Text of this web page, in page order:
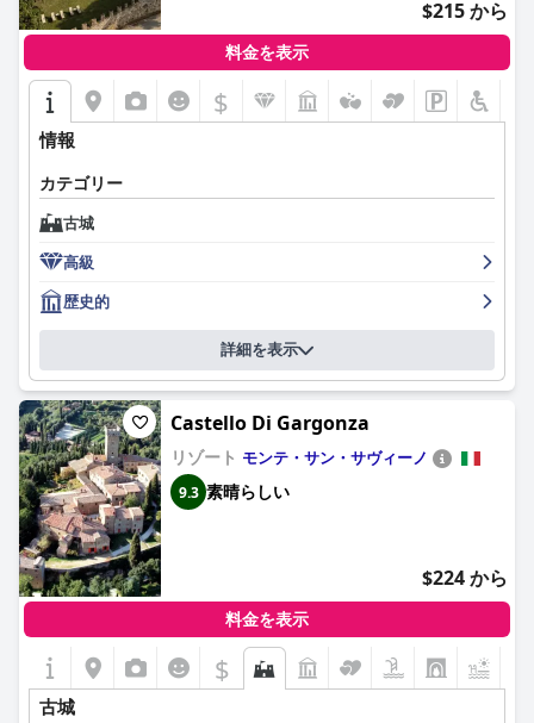
$215 から
料金を表示
$
情報
カテゴリー
古城
高級
歴史的
詳細を表示
Castello Di Gargonza
リゾート モンテ・サン・サヴィーノ
9.3 素晴らしい
$224 から
料金を表示
$
古城